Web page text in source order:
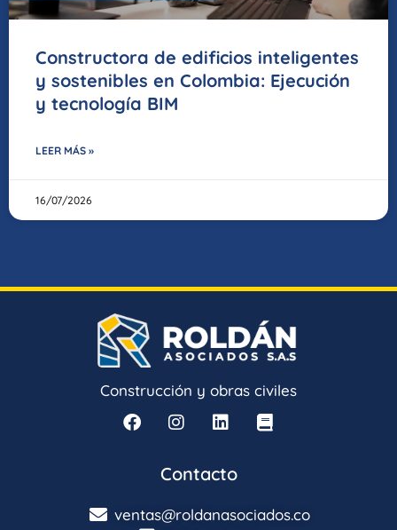
Constructora de edificios inteligentes
y sostenibles en Colombia: Ejecución
y tecnología BIM
LEER MÁS »
16/07/2026
Construcción y obras civiles
Contacto
ventas@roldanasociados.co